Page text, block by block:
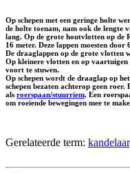
Op schepen met een geringe holte
de holte toenam, nam ook de lengte
lang. Op de grote houtvlotten op de
16 meter. Deze lappen moesten door
De draaglappen op de grote vlotten
Op kleinere vlotten en op
voort te stuwen.
Op schepen wordt de draaglap op
schepen bezaten achterop geen
als roerspaan/stuurriem. Een
om roeiende bewegingen mee te
Gerelateerde term: kandelaar